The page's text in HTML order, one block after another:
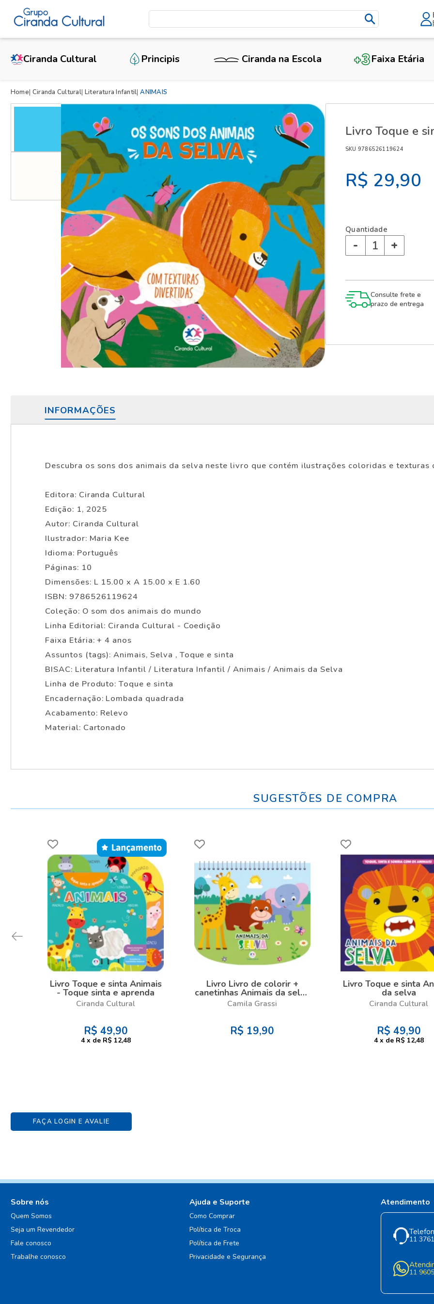
Ciranda Cultural Principis Ciranda na Escola Faixa Etária
Home Ciranda Cultural Literatura Infantil ANIMAIS
Livro Toque e
SKU 9786526119624
R$ 29,90
Quantidade
- +
Consulte frete e
prazo de entrega
INFORMAÇÕES
Descubra os sons dos animais da selva neste livro que contém ilustrações coloridas e texturas
Editora: Ciranda Cultural
Edição: 1, 2025
Autor: Ciranda Cultural
Ilustrador: Maria Kee
Idioma: Português
Páginas: 10
Dimensões: L 15.00 x A 15.00 x E 1.60
ISBN: 9786526119624
Coleção: O som dos animais do mundo
Linha Editorial: Ciranda Cultural - Coedição
Faixa Etária: + 4 anos
Assuntos (tags): Animais, Selva , Toque e sinta
BISAC: Literatura Infantil / Literatura Infantil / Animais / Animais da Selva
Linha de Produto: Toque e sinta
Encadernação: Lombada quadrada
Acabamento: Relevo
Material: Cartonado
SUGESTÕES DE COMPRA
Livro Toque e sinta Animais
- Toque sinta e aprenda
Ciranda Cultural
R$ 49,90
4 x de R$ 12,48
Livro Livro de colorir +
canetinhas Animais da selva
- Livro com canetinha
Camila Grassi
R$ 19,90
Livro Toque e sinta
da selva
Ciranda Cultural
R$ 49,90
4 x de R$ 12,48
FAÇA LOGIN E AVALIE
X
Sobre nós
Quem Somos
Seja um Revendedor
Fale conosco
Trabalhe conosco
Ajuda e Suporte
Como Comprar
Política de Troca
Política de Frete
Privacidade e Segurança
Atendimento
11
11